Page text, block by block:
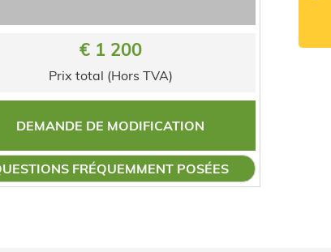
€ 1 200
Prix total (Hors TVA)
DEMANDE DE MODIFICATION
FRÉQUEMMENT POSÉES